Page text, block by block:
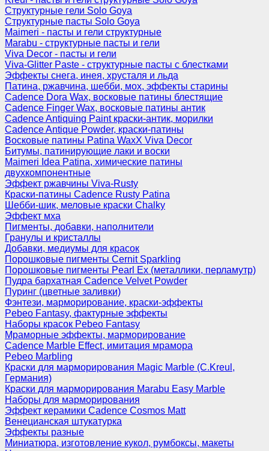
Структурные гели Solo Goya
Структурные пасты Solo Goya
Maimeri - пасты и гели структурные
Marabu - структурные пасты и гели
Viva Decor - пасты и гели
Viva-Glitter Paste - структурные пасты с блестками
Эффекты снега, инея, хрусталя и льда
Патина, ржавчина, шебби, мох, эффекты старины
Cadence Dora Wax, восковые патины блестящие
Cadence Finger Wax, восковые патины антик
Сadence Antiquing Paint краски-антик, морилки
Cadence Antique Powder, краски-патины
Восковые патины Patina WaxX Viva Decor
Битумы, патинирующие лаки и воски
Maimeri Idea Patina, химические патины
двухкомпонентные
Эффект ржавчины Viva-Rusty
Краски-патины Cadence Rusty Patina
Шебби-шик, меловые краски Chalky
Эффект мха
Пигменты, добавки, наполнители
Гранулы и кристаллы
Добавки, медиумы для красок
Порошковые пигменты Cernit Sparkling
Порошковые пигменты Pearl Ex (металлики, перламутр)
Пудра бархатная Cadence Velvet Powder
Пуринг (цветные заливки)
Фэнтези, марморирование, краски-эффекты
Pebeo Fantasy, фактурные эффекты
Наборы красок Pebeo Fantasy
Мраморные эффекты, марморирование
Cadence Marble Effect, имитация мрамора
Pebeo Marbling
Краски для марморирования Magic Marble (C.Kreul,
Германия)
Краски для марморирования Marabu Easy Marble
Наборы для марморирования
Эффект керамики Cadence Cosmos Matt
Венецианская штукатурка
Эффекты разные
Миниатюра, изготовление кукол, румбоксы, макеты